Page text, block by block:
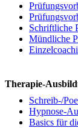
Schriftliche
Mündliche
Therapie-
Schreib-/
Hypnose-
Basics für